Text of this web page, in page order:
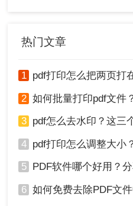
4、调整水印的透明度、
热门文章
1 pdf打印怎么把两页打在一页
2 如何批量打印pdf文件
3 pdf怎么去水印？这三
4 pdf打印怎么调整大小
5 PDF软件哪个好用？分享
6 如何免费去除PDF文件中的水